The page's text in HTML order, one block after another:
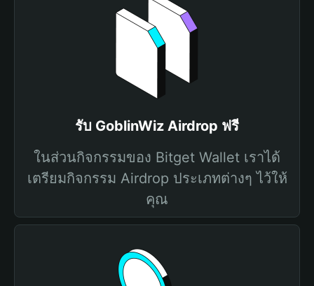
รับ GoblinWiz Airdrop ฟรี
ในส่วนกิจกรรมของ Bitget Wallet เราได้
เตรียมกิจกรรม Airdrop ประเภทต่างๆ ไว้ให้
คุณ